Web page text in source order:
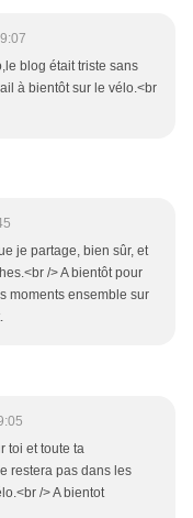
blog était triste sans
à bientôt sur le vélo.<br
je partage, bien sûr, et
/> A bientôt pour
moments ensemble sur
toi et toute ta
restera pas dans les
/> A bientot